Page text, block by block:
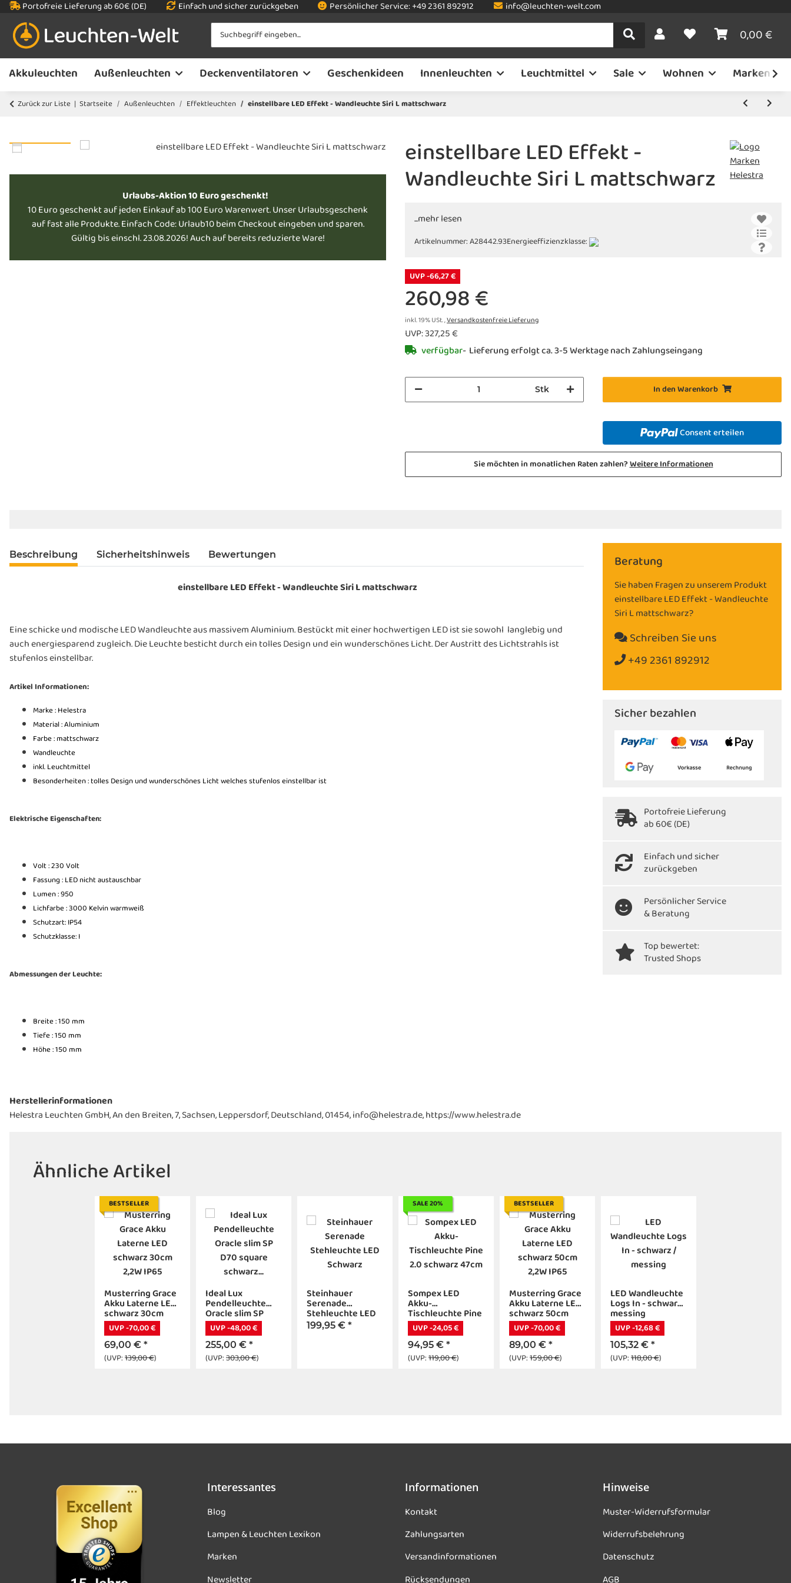
Portofreie Lieferung ab 60€ (DE) Einfach und sicher zurückgeben Persönlicher Service:+49 2361 892912 info@leuchten-welt.com
0,00 €
Akkuleuchten Außenleuchten Deckenventilatoren Geschenkideen Innenleuchten Leuchtmittel Sale Wohnen Marken
Zurück zur Liste Startseite Außenleuchten Effektleuchten einstellbare LED Effekt - Wandleuchte Siri L mattschwarz
Urlaubs-Aktion 10 Euro geschenkt!
10 Euro geschenkt auf jeden Einkauf ab 100 Euro Warenwert. Unser Urlaubsgeschenk
auf fast alle Produkte. Einfach Code: Urlaub10 beim Checkout eingeben und sparen.
Gültig bis einschl. 23.08.2026! Auch auf bereits reduzierte Ware!
einstellbare LED Effekt -
Wandleuchte Siri L mattschwarz
...mehr lesen
Artikelnummer:A28442.93Energieeffizienzklasse:
UVP -66,27 €
260,98 €
inkl. 19% USt. ,Versandkostenfreie Lieferung
UVP:327,25 €
verfügbar Lieferung erfolgt ca. 3-5 Werktage nach Zahlungseingang
Stk In den Warenkorb
Consent erteilen
Sie möchten in monatlichen Raten zahlen?Weitere Informationen
Beschreibung Sicherheitshinweis Bewertungen
einstellbare LED Effekt - Wandleuchte Siri L mattschwarz
Eine schicke und modische LED Wandleuchte aus massivem Aluminium. Bestückt mit einer hochwertigen LED ist sie sowohl langlebig und
auch energiesparend zugleich. Die Leuchte besticht durch ein tolles Design und ein wunderschönes Licht. Der Austritt des Lichtstrahls ist
stufenlos einstellbar.
Artikel Informationen:
Marke : Helestra
Material : Aluminium
Farbe : mattschwarz
Wandleuchte
inkl. Leuchtmittel
Besonderheiten : tolles Design und wunderschönes Licht welches stufenlos einstellbar ist
Elektrische Eigenschaften:
Volt : 230 Volt
Fassung : LEDnicht austauschbar
Lumen : 950
Lichfarbe : 3000 Kelvin warmweiß
Schutzart: IP54
Schutzklasse: I
Abmessungen der Leuchte:
Breite : 150 mm
Tiefe : 150 mm
Höhe : 150 mm
Herstellerinformationen
Helestra Leuchten GmbH, An den Breiten, 7, Sachsen, Leppersdorf, Deutschland, 01454, info@helestra.de, https://www.helestra.de
Beratung
Sie haben Fragen zu unserem Produkt
einstellbare LED Effekt - Wandleuchte
Siri L mattschwarz?
Schreiben Sie uns
+49 2361 892912
Sicher bezahlen
Portofreie Lieferung
ab 60€ (DE)
Einfach und sicher
zurückgeben
Persönlicher Service
& Beratung
Top bewertet:
Trusted Shops
Ähnliche Artikel
BESTSELLER
Musterring Grace
Akku Laterne LED
schwarz 30cm
2,2W IP65
UVP -70,00 €
69,00 € *
(UVP:139,00 €)
Ideal Lux
Pendelleuchte
Oracle slim SP
D70 square
schwarz 3000K
UVP -48,00 €
255,00 € *
(UVP:303,00 €)
Steinhauer
Serenade
Stehleuchte LED
Schwarz
199,95 € *
SALE 20%
Sompex LED
Akku-
Tischleuchte Pine
2.0 schwarz 47cm
UVP -24,05 €
94,95 € *
(UVP:119,00 €)
BESTSELLER
Musterring Grace
Akku Laterne LED
schwarz 50cm
2,2W IP65
UVP -70,00 €
89,00 € *
(UVP:159,00 €)
LED Wandleuchte
Logs In - schwarz /
messing
UVP -12,68 €
105,32 € *
(UVP:118,00 €)
Interessantes
Blog
Lampen & Leuchten Lexikon
Marken
Newsletter
Informationen
Kontakt
Zahlungsarten
Versandinformationen
Rücksendungen
Hinweise
Muster-Widerrufsformular
Widerrufsbelehrung
Datenschutz
AGB